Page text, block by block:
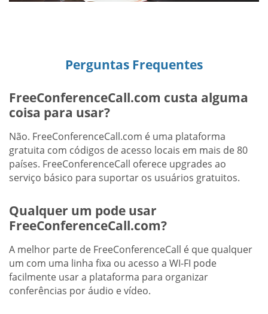
Perguntas Frequentes
FreeConferenceCall.com custa alguma
coisa para usar?
Não. FreeConferenceCall.com é uma plataforma
gratuita com códigos de acesso locais em mais de 80
países. FreeConferenceCall oferece upgrades ao
serviço básico para suportar os usuários gratuitos.
Qualquer um pode usar
FreeConferenceCall.com?
A melhor parte de FreeConferenceCall é que qualquer
um com uma linha fixa ou acesso a WI-FI pode
facilmente usar a plataforma para organizar
conferências por áudio e vídeo.